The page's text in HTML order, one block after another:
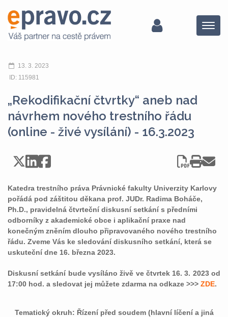
Menu
13. 3. 2023
ID: 115981
„Rekodifikační čtvrtky“ aneb nad
návrhem nového trestního řádu
(online - živé vysílání) - 16.3.2023
Katedra trestního práva Právnické fakulty Univerzity Karlovy
pořádá pod záštitou děkana prof. JUDr. Radima Boháče,
Ph.D., pravidelná čtvrteční diskusní setkání s předními
odborníky z akademické obce i aplikační praxe nad
konečným zněním dlouho připravovaného nového trestního
řádu. Zveme Vás ke sledování diskusního setkání, která se
uskuteční dne 16. března 2023.
Diskusní setkání bude vysíláno živě ve čtvrtek 16. 3. 2023 od
17:00 hod. a sledovat jej můžete zdarma na odkaze >>> ZDE.
Tematický okruh: Řízení před soudem (hlavní líčení a jiná